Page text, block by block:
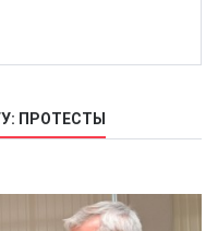
ПРОТЕСТЫ